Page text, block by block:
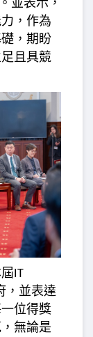
並表示，
，作為
，期盼
且具競
IT
，並表達
位得獎
無論是